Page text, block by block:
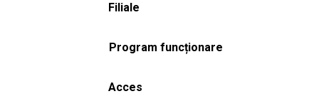
Filiale
Program funcționare
Acces